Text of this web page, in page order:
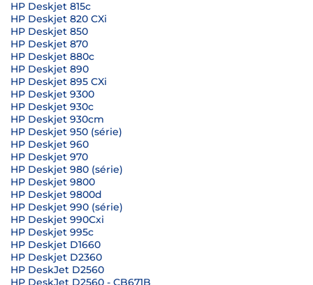
HP Deskjet 815c
HP Deskjet 820 CXi
HP Deskjet 850
HP Deskjet 870
HP Deskjet 880c
HP Deskjet 890
HP Deskjet 895 CXi
HP Deskjet 9300
HP Deskjet 930c
HP Deskjet 930cm
HP Deskjet 950 (série)
HP Deskjet 960
HP Deskjet 970
HP Deskjet 980 (série)
HP Deskjet 9800
HP Deskjet 9800d
HP Deskjet 990 (série)
HP Deskjet 990Cxi
HP Deskjet 995c
HP Deskjet D1660
HP Deskjet D2360
HP DeskJet D2560
HP DeskJet D2560 - CB671B